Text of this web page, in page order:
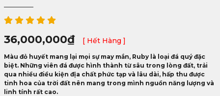
36,000,000₫ [ Hết Hàng ]
Màu đỏ huyết mang lại mọi sự may mắn, Ruby là loại đá quý đặc
biệt. Những viên đá được hình thành từ sâu trong lòng đất, trải
qua nhiều điều kiện địa chất phức tạp và lâu dài, hấp thu được
tinh hoa của trời đất nên mang trong mình nguồn năng lượng và
linh tính rất cao.